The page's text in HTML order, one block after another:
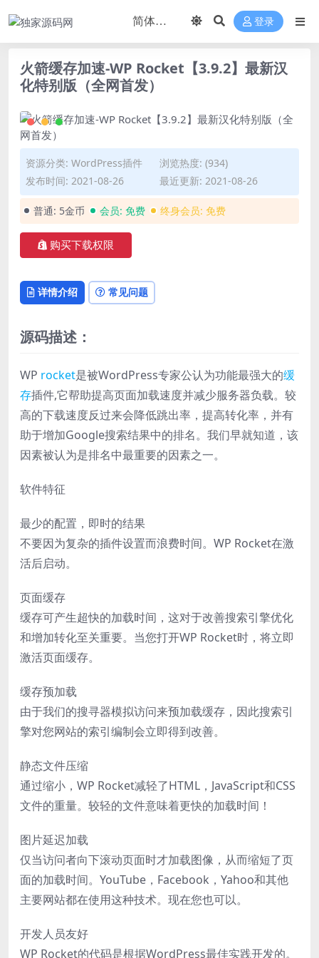
登录
火箭缓存加速-WP Rocket【3.9.2】最新汉
化特别版（全网首发）
资源分类: WordPress插件
浏览热度: (934)
发布时间: 2021-08-26
最近更新: 2021-08-26
普通: 5金币 会员: 免费 终身会员: 免费
购买下载权限
详情介绍 常见问题
源码描述：
WP rocket是被WordPress专家公认为功能最强大的缓
存插件,它帮助提高页面加载速度并减少服务器负载。较
高的下载速度反过来会降低跳出率，提高转化率，并有
助于增加Google搜索结果中的排名。我们早就知道，该
因素被认为是排名中最重要的因素之一。
软件特征
最少的配置，即时的结果
不要因为复杂的插件设置而浪费时间。WP Rocket在激
活后启动。
页面缓存
缓存可产生超快的加载时间，这对于改善搜索引擎优化
和增加转化至关重要。当您打开WP Rocket时，将立即
激活页面缓存。
缓存预加载
由于我们的搜寻器模拟访问来预加载缓存，因此搜索引
擎对您网站的索引编制会立即得到改善。
静态文件压缩
通过缩小，WP Rocket减轻了HTML，JavaScript和CSS
文件的重量。较轻的文件意味着更快的加载时间！
图片延迟加载
仅当访问者向下滚动页面时才加载图像，从而缩短了页
面的加载时间。YouTube，Facebook，Yahoo和其他
主要网站都在使用这种技术。现在您也可以。
开发人员友好
WP Rocket的代码是根据WordPress最佳实践开发的。